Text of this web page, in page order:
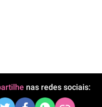
nas redes sociais: